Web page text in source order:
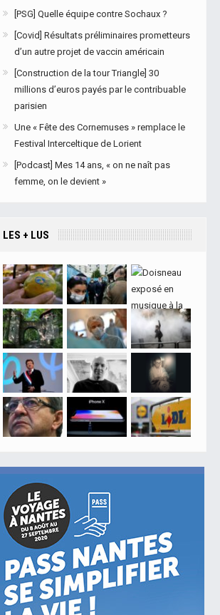
[PSG] Quelle équipe contre Sochaux ?
[Covid] Résultats préliminaires prometteurs
d’un autre projet de vaccin américain
[Construction de la tour Triangle] 30
millions d’euros payés par le contribuable
parisien
Une « Fête des Cornemuses » remplace le
Festival Interceltique de Lorient
[Podcast] Mes 14 ans, « on ne naît pas
femme, on le devient »
LES + LUS